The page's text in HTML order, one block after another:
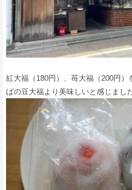
紅大福（180円）、苺大福（200円）
ばの豆大福より美味しいと感じまし